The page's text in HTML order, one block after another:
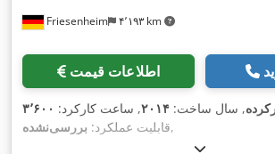
Friesenheim ۴٬۱۹۳ km
اطلاعات قیمت
, سال ساخت: ۲۰۱۴, ساعت کارکرد:
قابلیت عملکرد: بررسی‌نشده ,